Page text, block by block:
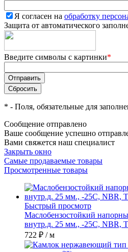
Я согласен на обработку
Защита от автоматического
Введите символы с картинки*
* - Поля, обязательные для
Сообщение отправлено
Ваше сообщение успешно
Вами свяжется наш специалист
Закрыть окно
Самые продаваемые товары
Просмотренные товары
Быстрый просмотр
Маслобензостойкий
внутр.д. 25 мм., -25C, NBR,
722 ₽ / м